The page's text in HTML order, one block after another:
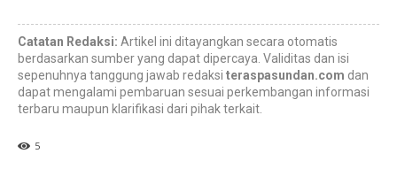
Catatan Redaksi: Artikel ini ditayangkan secara otomatis
berdasarkan sumber yang dapat dipercaya. Validitas dan isi
sepenuhnya tanggung jawab redaksi teraspasundan.com dan
dapat mengalami pembaruan sesuai perkembangan informasi
terbaru maupun klarifikasi dari pihak terkait.
5